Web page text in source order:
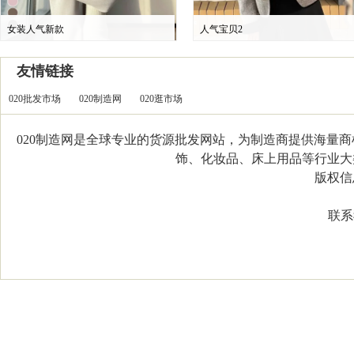
女装人气新款 人气宝贝2
友情链接
020批发市场 020制造网 020逛市场
020制造网是全球专业的货源批发网站，为制造商提供海量
饰、化妆品、床上用品等行业
版权信
联